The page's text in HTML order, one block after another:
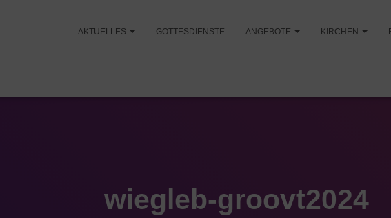
AKTUELLES GOTTESDIENSTE ANGEBOTE KIRCHEN
wiegleb-groovt2024